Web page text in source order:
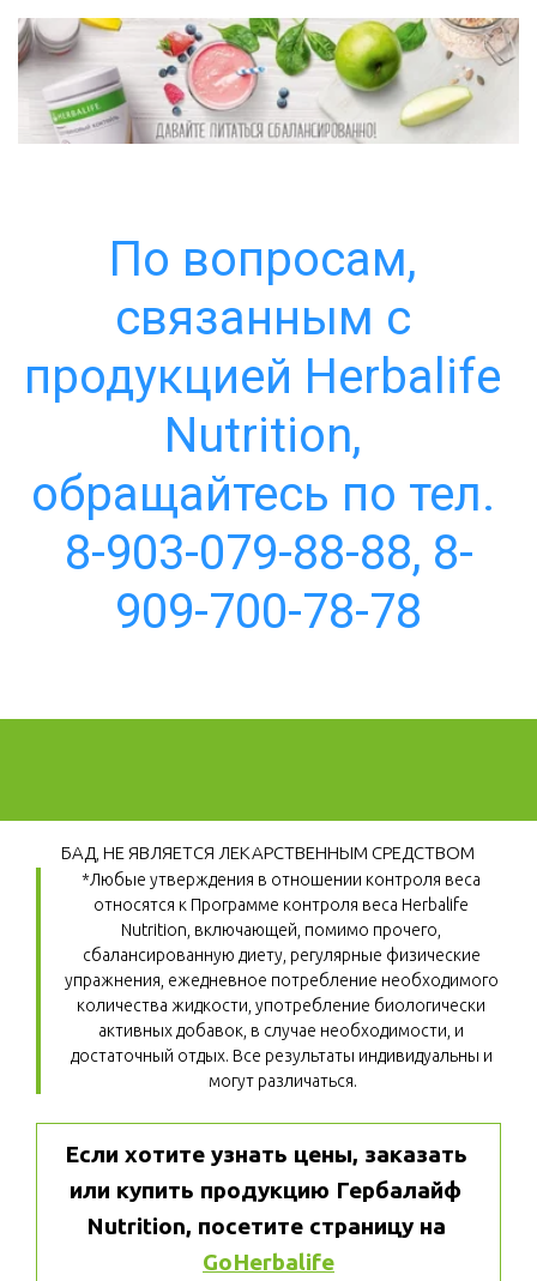
По вопросам,
связанным с
продукцией Herbalife
Nutrition,
обращайтесь по тел.
8-903-079-88-88, 8-
909-700-78-78
БАД, НЕ ЯВЛЯЕТСЯ ЛЕКАРСТВЕННЫМ СРЕДСТВОМ
*Любые утверждения в отношении контроля веса
относятся к Программе контроля веса Herbalife
Nutrition, включающей, помимо прочего,
сбалансированную диету, регулярные физические
упражнения, ежедневное потребление необходимого
количества жидкости, употребление биологически
активных добавок, в случае необходимости, и
достаточный отдых. Все результаты индивидуальны и
могут различаться.
Если хотите узнать цены, заказать
или купить продукцию Гербалайф
GoHerbalife